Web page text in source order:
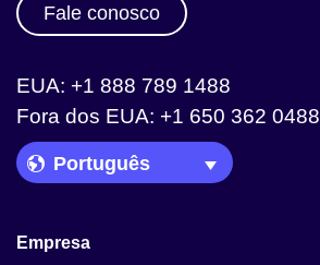
Fale conosco
EUA: +1 888 789 1488
Fora dos EUA: +1 650 362 0488
Language Picker
Empresa